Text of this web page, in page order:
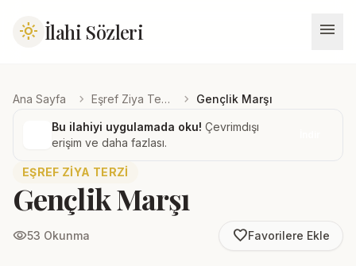
light_mode İlahi Sözleri menu
Ana Sayfa chevron_right Eşref Ziya Terzi chevron_right Gençlik Marşı
Bu ilahiyi uygulamada oku! Çevrimdışı
erişim ve daha fazlası.
EŞREF ZIYA TERZI
Gençlik Marşı
visibility53 Okunma favorite_borderFavorilere Ekle